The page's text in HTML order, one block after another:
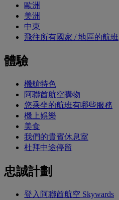
歐洲
美洲
中東
飛往所有國家 / 地區的航班
體驗
機艙特色
阿聯酋航空購物
您乘坐的航班有哪些服務
機上娛樂
美食
我們的貴賓休息室
杜拜中途停留
忠誠計劃
登入阿聯酋航空 Skywards